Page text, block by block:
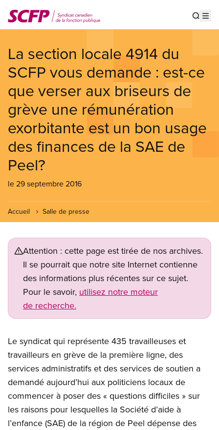
au
contenu
La section locale 4914 du
SCFP vous demande : est-ce
que verser aux briseurs de
grève une rémunération
exorbitante est un bon usage
des finances de la SAE de
Peel?
le 29 septembre 2016
Accueil Salle de presse
Attention : cette page est tirée de nos archives.
Il se pourrait que notre site Internet contienne
des informations plus récentes sur ce sujet.
Pour le savoir, utilisez notre moteur
de recherche.
Open image in modal
Le syndicat qui représente 435 travailleuses et
travailleurs en grève de la première ligne, des
services administratifs et des services de soutien a
demandé aujourd’hui aux politiciens locaux de
commencer à poser des « questions difficiles » sur
les raisons pour lesquelles la Société d’aide à
l’enfance (SAE) de la région de Peel dépense des